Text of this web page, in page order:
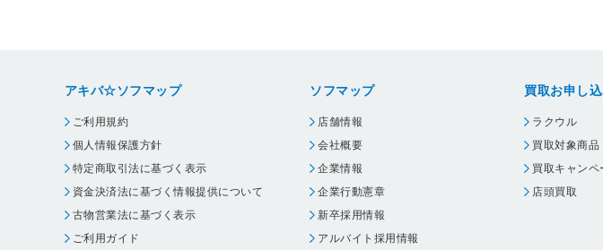
アキバ☆ソフマップ
ご利用規約
個人情報保護方針
特定商取引法に基づく表示
資金決済法に基づく情報提供について
古物営業法に基づく表示
ご利用ガイド
ソフマップ
店舗情報
会社概要
企業情報
企業行動憲章
新卒採用情報
アルバイト採用情報
買取お申し
ラクウル
買取対象商品
買取キャンペ
店頭買取